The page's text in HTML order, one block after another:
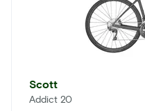
Scott
Addict 20